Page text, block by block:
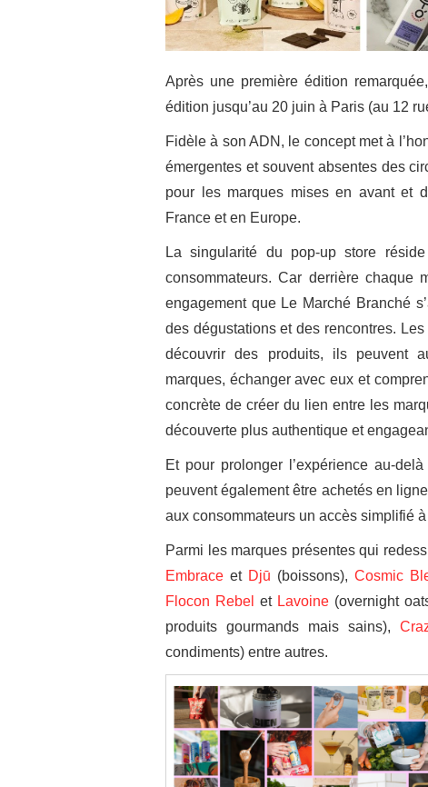
Après une première édition
édition jusqu’au 20 juin à Paris (au 12
Fidèle à son ADN, le concept met à
émergentes et souvent absentes des
pour les marques mises en avant et
France et en Europe.
La singularité du pop-up store
consommateurs. Car derrière chaque
engagement que Le Marché Branché
des dégustations et des rencontres.
découvrir des produits, ils peuvent
marques, échanger avec eux et
concrète de créer du lien entre les
découverte plus authentique et
Et pour prolonger l’expérience au-
peuvent également être achetés en
aux consommateurs un accès simplifié
Parmi les marques présentes qui
Embrace et Djū (boissons),Cosmic
Flocon Rebel et Lavoine(overnight
produits gourmands mais sains),
condiments) entre autres.